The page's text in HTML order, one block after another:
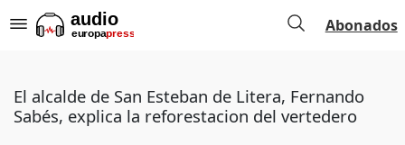
Abonados
El alcalde de San Esteban de Litera, Fernando
Sabés, explica la reforestacion del vertedero